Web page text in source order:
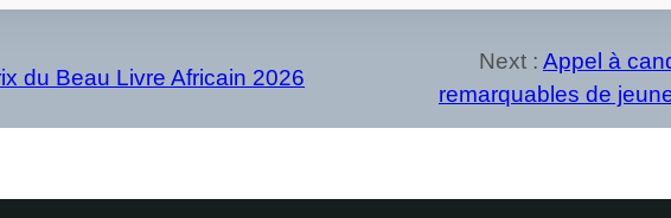
du Beau Livre Africain 2026
Next : Appel à
remarquables de